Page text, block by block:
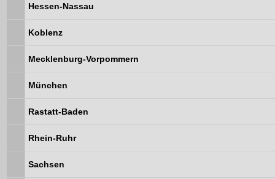
Hessen-Nassau
Koblenz
Mecklenburg-Vorpommern
München
Rastatt-Baden
Rhein-Ruhr
Sachsen